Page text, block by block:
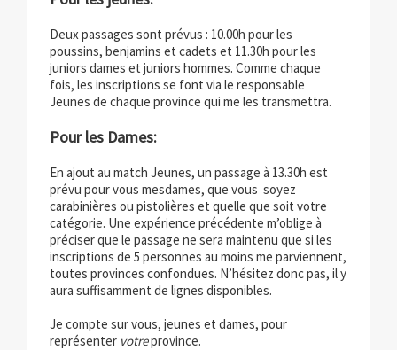
Deux passages sont prévus : 10.00h pour les
poussins, benjamins et cadets et 11.30h pour les
juniors dames et juniors hommes. Comme chaque
fois, les inscriptions se font via le responsable
Jeunes de chaque province qui me les transmettra.
Pour les Dames:
En ajout au match Jeunes, un passage à 13.30h est
prévu pour vous mesdames, que vous soyez
carabinières ou pistolières et quelle que soit votre
catégorie. Une expérience précédente m’oblige à
préciser que le passage ne sera maintenu que si les
inscriptions de 5 personnes au moins me parviennent,
toutes provinces confondues. N’hésitez donc pas, il y
aura suffisamment de lignes disponibles.
Je compte sur vous, jeunes et dames, pour
représenter votreprovince.